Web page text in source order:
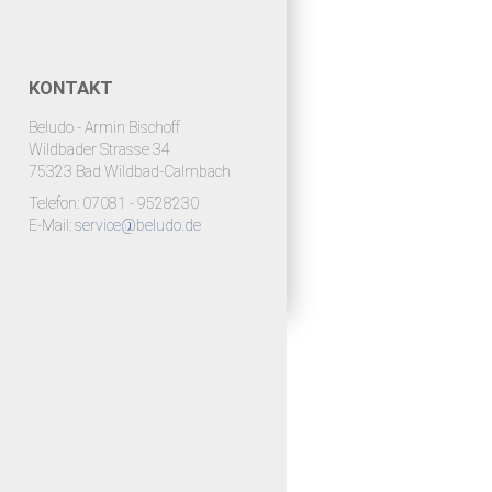
KONTAKT
Beludo - Armin Bischoff
Wildbader Strasse 34
75323 Bad Wildbad-Calmbach
Telefon: 07081 - 9528230
E-Mail:service@beludo.de